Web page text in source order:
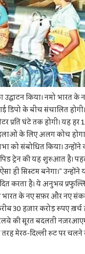
उद्घाटन किया। नमो भारत
के बीच संचालित
प्रति घंटे तक होगी। यह हर
के लिए अलग कोच
को संबोधित किया।
ट्रेन की यह शुरुआत है।
ही सिस्टम बनेगा।"
करता है। ये अनुभव
भारत के नए सफ़र और नए
30 हज़ार करोड़ रुपए ख़र्च
की सूरत बदलती
तरह मेरठ-दिल्ली रुट पर